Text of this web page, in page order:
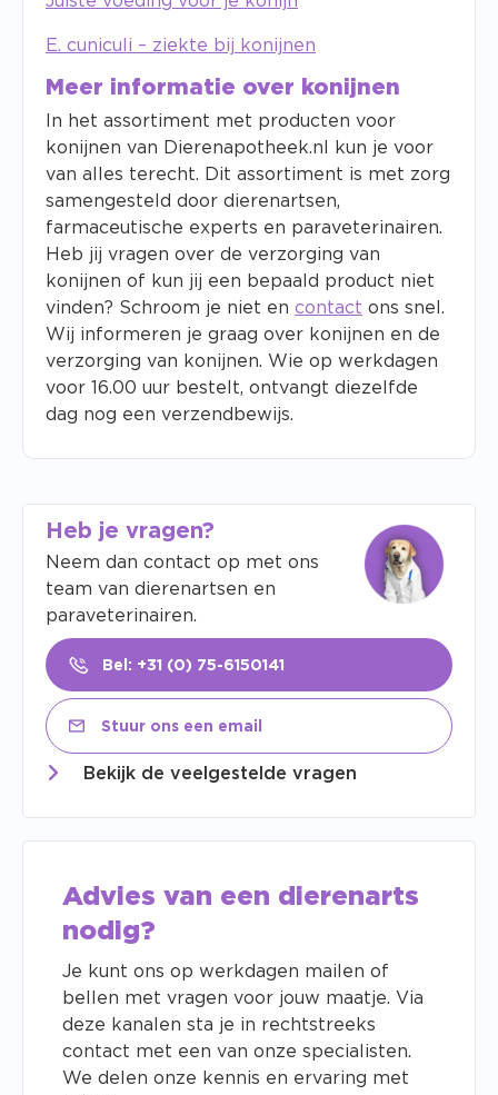
E. cuniculi – ziekte bij konijnen
Meer informatie over konijnen
In het assortiment met producten voor
konijnen van Dierenapotheek.nl kun je voor
van alles terecht. Dit assortiment is met zorg
samengesteld door dierenartsen,
farmaceutische experts en paraveterinairen.
Heb jij vragen over de verzorging van
konijnen of kun jij een bepaald product niet
vinden? Schroom je niet en contact ons snel.
Wij informeren je graag over konijnen en de
verzorging van konijnen. Wie op werkdagen
voor 16.00 uur bestelt, ontvangt diezelfde
dag nog een verzendbewijs.
Heb je vragen?
Neem dan contact op met ons
team van dierenartsen en
paraveterinairen.
Bel: +31 (0) 75-6150141
Stuur ons een email
Bekijk de veelgestelde vragen
Advies van een dierenarts
nodig?
Je kunt ons op werkdagen mailen of
bellen met vragen voor jouw maatje. Via
deze kanalen sta je in rechtstreeks
contact met een van onze specialisten.
We delen onze kennis en ervaring met